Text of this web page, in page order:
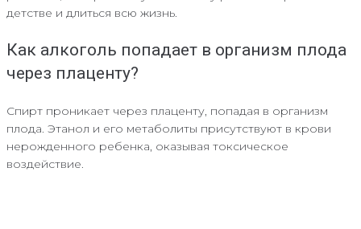
детстве и длиться всю жизнь.
Как алкоголь попадает в организм плода
через плаценту?
Спирт проникает через плаценту, попадая в организм
плода. Этанол и его метаболиты присутствуют в крови
нерожденного ребенка, оказывая токсическое
воздействие.